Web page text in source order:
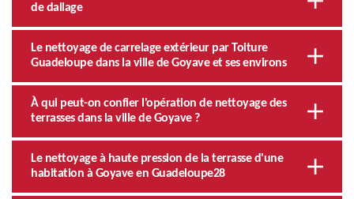
de dallage
Le nettoyage de carrelage extérieur par Toiture
Guadeloupe dans la ville de Goyave et ses environs
À qui peut-on confier l'opération de nettoyage des
terrasses dans la ville de Goyave ?
Le nettoyage à haute pression de la terrasse d'une
habitation à Goyave en Guadeloupe28